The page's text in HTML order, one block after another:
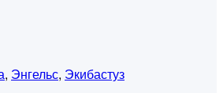
, Энгельс, Экибастуз